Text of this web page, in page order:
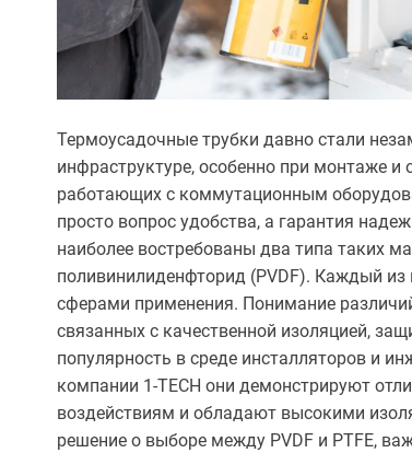
Термоусадочные трубки давно стали
инфраструктуре, особенно при монтаже
работающих с коммутационным
просто вопрос удобства, а гарантия
наиболее востребованы два типа таких
поливинилиденфторид (PVDF). Каждый
сферами применения. Понимание
связанных с качественной изоляцией,
популярность в среде инсталляторов и
компании 1-TECH они демонстрируют
воздействиям и обладают высокими
решение о выборе между PVDF и PTFE,